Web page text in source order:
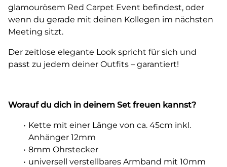
glamourösem Red Carpet Event befindest, oder
wenn du gerade mit deinen Kollegen im nächsten
Meeting sitzt.
Der zeitlose elegante Look spricht für sich und
passt zu jedem deiner Outfits – garantiert!
Worauf du dich in deinem Set freuen kannst?
Kette mit einer Länge von ca. 45cm inkl.
Anhänger 12mm
8mm Ohrstecker
universell verstellbares Armband mit 10mm